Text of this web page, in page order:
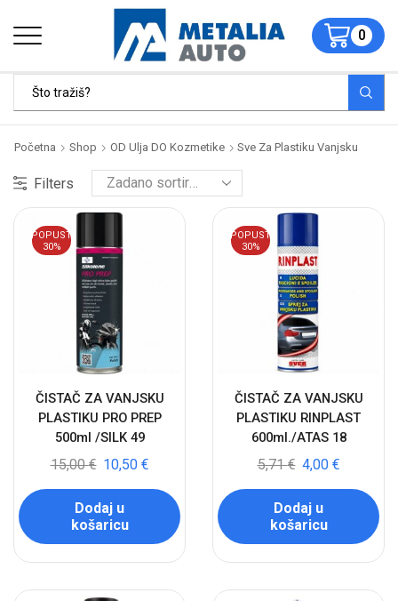
0
Početna Shop OD Ulja DO Kozmetike Sve Za Plastiku Vanjsku
Filters
POPUST
30%
ČISTAČ ZA VANJSKU
PLASTIKU PRO PREP
500ml /SILK 49
15,00€ 10,50 €
Dodaj u
košaricu
POPUST
30%
ČISTAČ ZA VANJSKU
PLASTIKU RINPLAST
600ml./ATAS 18
5,71€ 4,00 €
Dodaj u
košaricu